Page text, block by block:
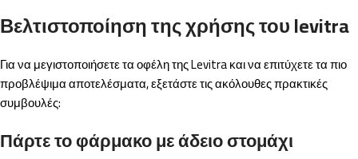
Βελτιστοποίηση της χρήσης του levitra
Για να μεγιστοποιήσετε τα οφέλη της Levitra και να επιτύχετε τα πιο
προβλέψιμα αποτελέσματα, εξετάστε τις ακόλουθες πρακτικές
συμβουλές:
Πάρτε το φάρμακο με άδειο στομάχι